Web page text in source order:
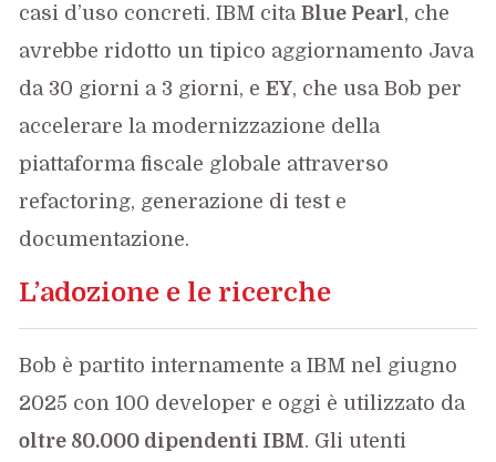
casi d’uso concreti. IBM citaBlue Pearl, che
avrebbe ridotto un tipico aggiornamento Java
da 30 giorni a 3 giorni, eEY, che usa Bob per
accelerare la modernizzazione della
piattaforma fiscale globale attraverso
refactoring, generazione di test e
documentazione.
L’adozione e le ricerche
Bob è partito internamente a IBM nel giugno
2025 con 100 developer e oggi è utilizzato da
oltre 80.000 dipendenti IBM. Gli utenti